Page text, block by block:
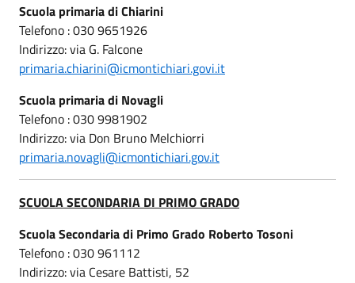
Scuola primaria di Chiarini
Telefono : 030 9651926
Indirizzo: via G. Falcone
primaria.chiarini@icmontichiari.govi.it
Scuola primaria di Novagli
Telefono : 030 9981902
Indirizzo: via Don Bruno Melchiorri
primaria.novagli@icmontichiari.gov.it
SCUOLA SECONDARIA DI PRIMO GRADO
Scuola Secondaria di Primo Grado Roberto Tosoni
Telefono : 030 961112
Indirizzo: via Cesare Battisti, 52